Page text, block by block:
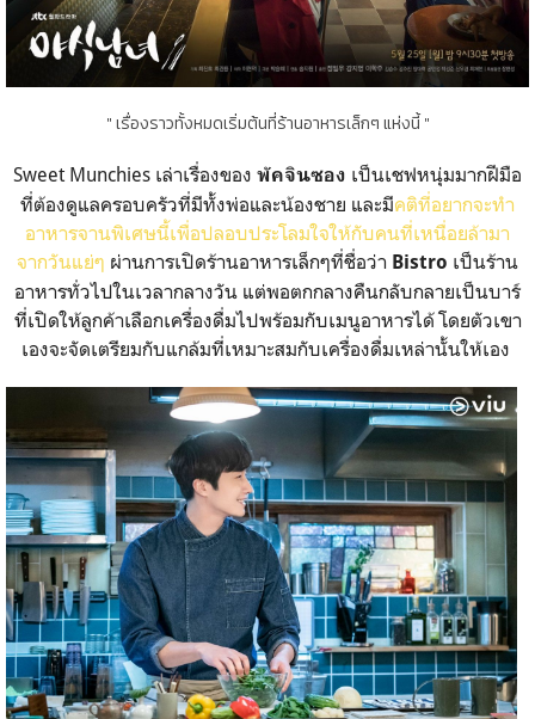
" เรื่องราวทั้งหมดเริ่มต้นที่ร้านอาหารเล็กๆ แห่งนี้ "
Sweet Munchies เล่าเรื่องของ พัคจินซอง เป็นเชฟหนุ่มมากฝีมือ
ที่ต้องดูแลครอบครัวที่มีทั้งพ่อและน้องชาย และมีคติที่อยากจะทำ
อาหารจานพิเศษนี้เพื่อปลอบประโลมใจให้กับคนที่เหนื่อยล้ามา
จากวันแย่ๆ ผ่านการเปิดร้านอาหารเล็กๆที่ชื่อว่า Bistro เป็นร้าน
อาหารทั่วไปในเวลากลางวัน แต่พอตกกลางคืนกลับกลายเป็นบาร์
ที่เปิดให้ลูกค้าเลือกเครื่องดื่มไปพร้อมกับเมนูอาหารได้ โดยตัวเขา
เองจะจัดเตรียมกับแกล้มที่เหมาะสมกับเครื่องดื่มเหล่านั้นให้เอง